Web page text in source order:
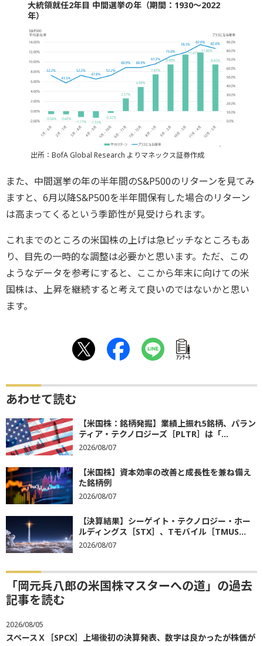
大統領就任2年目 中間選挙の年（期間：1930〜2022
年）
出所：BofA Global Research よりマネックス証券作成
また、中間選挙の年の半年間のS&P500のリターンを見てみ
ますと、6月以降S&P500を半年間保有した場合のリターン
は高まってくるという季節性が見受けられます。
これまでのところの米国株の上げは急ピッチなところもあ
り、目先の一時的な調整は必要かと思います。ただ、この
ようなデータを参考にすると、ここから年末に向けての米
国株は、上昇を継続すると考えて良いのではないかと思い
ます。
ｱﾝｹｰﾄ
あわせて読む
【米国株：銘柄発掘】業績上振れ5銘柄、パラン
ティア・テクノロジーズ［PLTR］は「...
2026/08/07
【米国株】資本効率の改善と成長性を兼ね備え
た銘柄例
2026/08/07
【決算結果】シーゲイト・テクノロジー・ホー
ルディングス［STX］、Tモバイル［TMUS...
2026/08/07
「岡元兵八郎の米国株マスターへの道」の過去
記事を読む
2026/08/05
スペースＸ［SPCX］上場後初の決算発表、数字は良かったが株価が